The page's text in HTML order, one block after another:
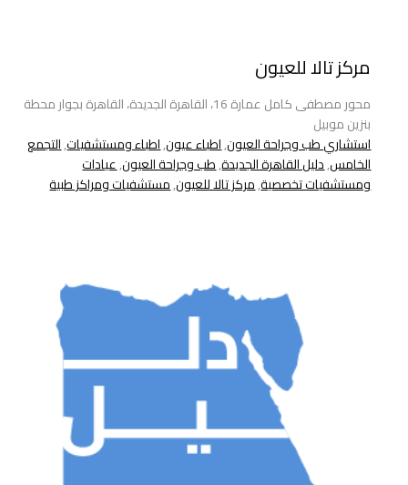
مركز تالا للعيون
محور مصطفى كامل عمارة 16، القاهرة الجديدة، القاهرة بجوار محطة
بنزين موبيل
استشاري طب وجراحة العيون,اطباء عيون,اطباء ومستشفيات,التجمع
الخامس,دليل القاهرة الجديدة,طب وجراحة العيون,عيادات
ومستشفيات تخصصية,مركز تالا للعيون,مستشفيات ومراكز طبية